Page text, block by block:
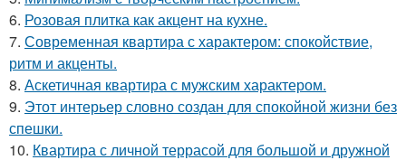
6. Розовая плитка как акцент на кухне.
7. Современная квартира с характером: спокойствие,
ритм и акценты.
8. Аскетичная квартира с мужским характером.
9. Этот интерьер словно создан для спокойной жизни без
спешки.
10. Квартира с личной террасой для большой и дружной